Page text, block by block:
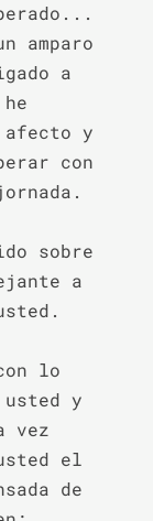
amparo
a
afecto y
con
sobre
a
lo
usted y
vez
el
de